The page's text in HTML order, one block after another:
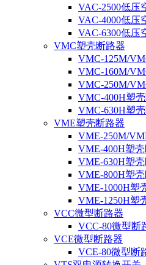
VAC-2500低压
VAC-4000低压
VAC-6300低压
VMC塑壳断路器
VMC-125M/
VMC-160M/
VMC-250M/
VMC-400H塑
VMC-630H塑
VME塑壳断路器
VME-250M/
VME-400H塑
VME-630H塑
VME-800H塑
VME-1000H塑
VME-1250H塑
VCC微型断路器
VCC-80微型断
VCE微型断路器
VCE-80微型断